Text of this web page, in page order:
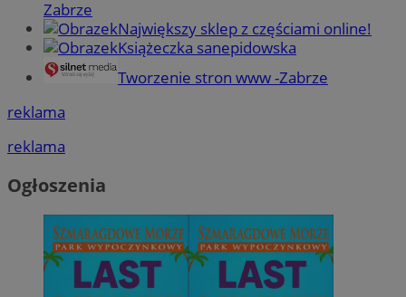
Zabrze
Największy sklep z częściami online!
Książeczka sanepidowska
Tworzenie stron www -Zabrze
reklama
reklama
Ogłoszenia